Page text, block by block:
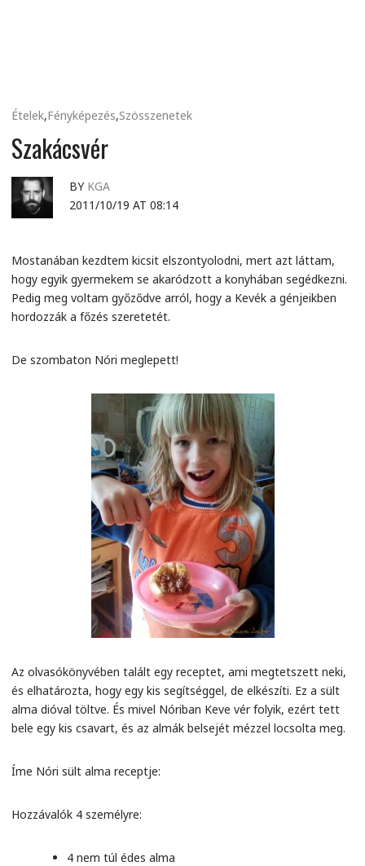
Ételek,Fényképezés,Szösszenetek
Szakácsvér
BY KGA
2011/10/19 AT 08:14
Mostanában kezdtem kicsit elszontyolodni, mert azt láttam,
hogy egyik gyermekem se akaródzott a konyhában segédkezni.
Pedig meg voltam győződve arról, hogy a Kevék a génjeikben
hordozzák a főzés szeretetét.
De szombaton Nóri meglepett!
Az olvasókönyvében talált egy receptet, ami megtetszett neki,
és elhatározta, hogy egy kis segítséggel, de elkészíti. Ez a sült
alma dióval töltve. És mivel Nóriban Keve vér folyik, ezért tett
bele egy kis csavart, és az almák belsejét mézzel locsolta meg.
Íme Nóri sült alma receptje:
Hozzávalók 4 személyre:
4 nem túl édes alma